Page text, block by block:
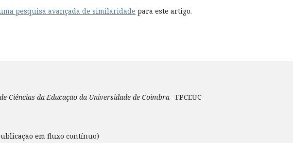
pesquisa avançada de similaridade para este artigo.
Ciências da Educação da Universidade de Coimbra - FPCEUC
em fluxo contínuo)